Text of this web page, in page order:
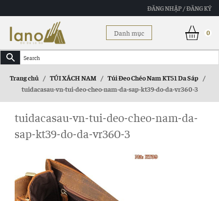
ĐĂNG NHẬP / ĐĂNG KÝ
Danh mục 0
Trang chủ / TÚI XÁCH NAM / Túi Đeo Chéo Nam KT51 Da Sáp /
tuidacasau-vn-tui-deo-cheo-nam-da-sap-kt39-do-da-vr360-3
tuidacasau-vn-tui-deo-cheo-nam-da-
sap-kt39-do-da-vr360-3